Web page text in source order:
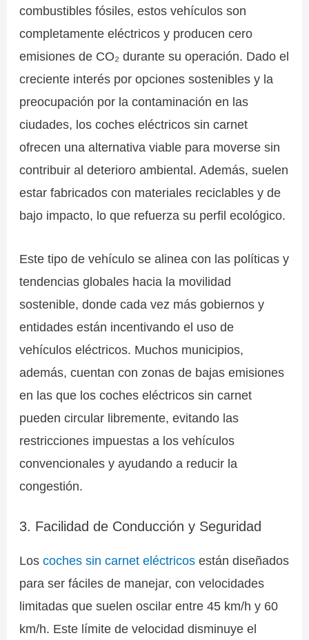
combustibles fósiles, estos vehículos son
completamente eléctricos y producen cero
emisiones de CO₂ durante su operación. Dado el
creciente interés por opciones sostenibles y la
preocupación por la contaminación en las
ciudades, los coches eléctricos sin carnet
ofrecen una alternativa viable para moverse sin
contribuir al deterioro ambiental. Además, suelen
estar fabricados con materiales reciclables y de
bajo impacto, lo que refuerza su perfil ecológico.
Este tipo de vehículo se alinea con las políticas y
tendencias globales hacia la movilidad
sostenible, donde cada vez más gobiernos y
entidades están incentivando el uso de
vehículos eléctricos. Muchos municipios,
además, cuentan con zonas de bajas emisiones
en las que los coches eléctricos sin carnet
pueden circular libremente, evitando las
restricciones impuestas a los vehículos
convencionales y ayudando a reducir la
congestión.
3. Facilidad de Conducción y Seguridad
Los coches sin carnet eléctricosestán diseñados
para ser fáciles de manejar, con velocidades
limitadas que suelen oscilar entre 45 km/h y 60
km/h. Este límite de velocidad disminuye el